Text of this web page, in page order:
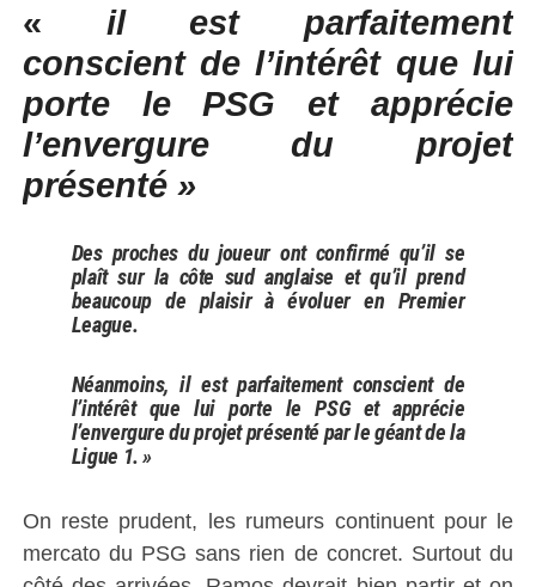
« il est parfaitement
conscient de l’intérêt que lui
porte le PSG et apprécie
l’envergure du projet
présenté »
Des proches du joueur ont confirmé qu’il se
plaît sur la côte sud anglaise et qu’il prend
beaucoup de plaisir à évoluer en Premier
League.
Néanmoins, il est parfaitement conscient de
l’intérêt que lui porte le PSG et apprécie
l’envergure du projet présenté par le géant de la
Ligue 1. »
On reste prudent, les rumeurs continuent pour le
mercato du PSG sans rien de concret. Surtout du